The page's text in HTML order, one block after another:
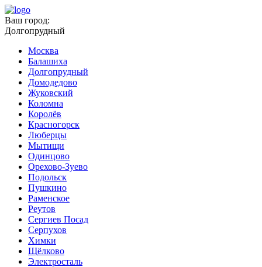
Ваш город:
Долгопрудный
Москва
Балашиха
Долгопрудный
Домодедово
Жуковский
Коломна
Королёв
Красногорск
Люберцы
Мытищи
Одинцово
Орехово-Зуево
Подольск
Пушкино
Раменское
Реутов
Сергиев Посад
Серпухов
Химки
Щёлково
Электросталь